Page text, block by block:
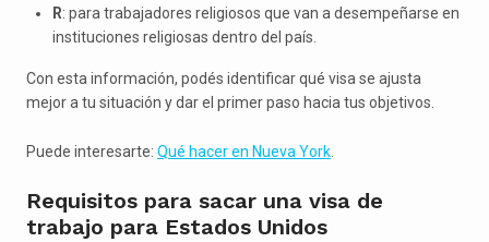
R: para trabajadores religiosos que van a desempeñarse en
instituciones religiosas dentro del país.
Con esta información, podés identificar qué visa se ajusta
mejor a tu situación y dar el primer paso hacia tus objetivos.
Puede interesarte: Qué hacer en Nueva York
Requisitos para sacar una visa de
trabajo para Estados Unidos